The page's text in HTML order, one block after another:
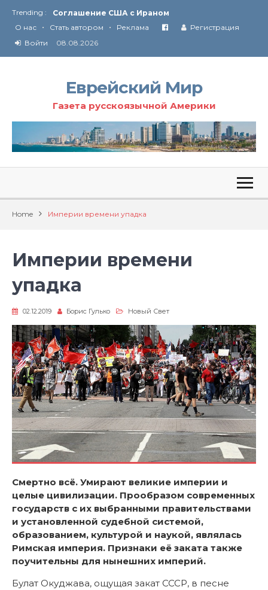
Trending :
Соглашение США с Ираном
Технология Революции в Иране
О нас • Стать автором • Реклама
Регистрация
Войти
08.08.2026
Еврейский Мир
Газета русскоязычной Америки
Home Империи времени упадка
Империи времени
упадка
02.12.2019 Борис Гулько Новый Свет
Смертно всё. Умирают великие империи и
целые цивилизации. Прообразом современных
государств с их выбранными правительствами
и установленной судебной системой,
образованием, культурой и наукой, являлась
Римская империя. Признаки её заката также
поучительны для нынешних империй.
Булат Окуджава, ощущая закат СССР, в песне